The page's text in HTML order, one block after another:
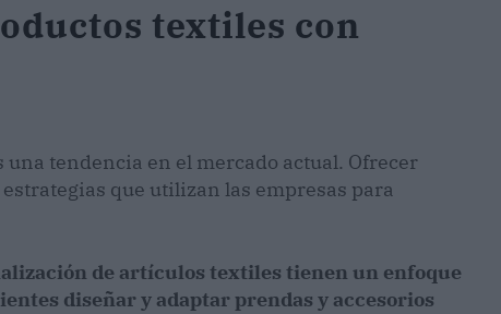
textiles con
una tendencia en el mercado actual. Ofrecer
que utilizan las empresas para
de artículos textiles tienen un enfoque
diseñar y adaptar prendas y accesorios